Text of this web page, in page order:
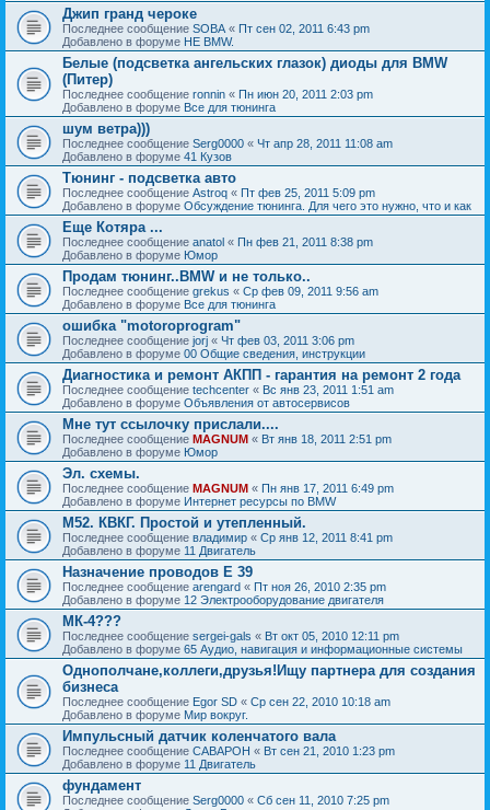
Джип гранд чероке
Последнее сообщение SOBA « Пт сен 02, 2011 6:43 pm
Добавлено в форуме НЕ BMW.
Белые (подсветка ангельских глазок) диоды для BMW
(Питер)
Последнее сообщение ronnin « Пн июн 20, 2011 2:03 pm
Добавлено в форуме Все для тюнинга
шум ветра)))
Последнее сообщение Serg0000 « Чт апр 28, 2011 11:08 am
Добавлено в форуме 41 Кузов
Тюнинг - подсветка авто
Последнее сообщение Astroq « Пт фев 25, 2011 5:09 pm
Добавлено в форуме Обсуждение тюнинга. Для чего это нужно, что и как
Еще Котяра ...
Последнее сообщение anatol « Пн фев 21, 2011 8:38 pm
Добавлено в форуме Юмор
Продам тюнинг..BMW и не только..
Последнее сообщение grekus « Ср фев 09, 2011 9:56 am
Добавлено в форуме Все для тюнинга
ошибка "motoroprogram"
Последнее сообщение jorj « Чт фев 03, 2011 3:06 pm
Добавлено в форуме 00 Общие сведения, инструкции
Диагностика и ремонт АКПП - гарантия на ремонт 2 года
Последнее сообщение techcenter « Вс янв 23, 2011 1:51 am
Добавлено в форуме Объявления от автосервисов
Мне тут ссылочку прислали....
Последнее сообщение MAGNUM « Вт янв 18, 2011 2:51 pm
Добавлено в форуме Юмор
Эл. схемы.
Последнее сообщение MAGNUM « Пн янв 17, 2011 6:49 pm
Добавлено в форуме Интернет ресурсы по BMW
М52. КВКГ. Простой и утепленный.
Последнее сообщение владимир « Ср янв 12, 2011 8:41 pm
Добавлено в форуме 11 Двигатель
Назначение проводов Е 39
Последнее сообщение arengard « Пт ноя 26, 2010 2:35 pm
Добавлено в форуме 12 Электрооборудование двигателя
МК-4???
Последнее сообщение sergei-gals « Вт окт 05, 2010 12:11 pm
Добавлено в форуме 65 Аудио, навигация и информационные системы
Однополчане,коллеги,друзья!Ищу партнера для создания
бизнеса
Последнее сообщение Egor SD « Ср сен 22, 2010 10:18 am
Добавлено в форуме Мир вокруг.
Импульсный датчик коленчатого вала
Последнее сообщение CABAPOH « Вт сен 21, 2010 1:23 pm
Добавлено в форуме 11 Двигатель
фундамент
Последнее сообщение Serg0000 « Сб сен 11, 2010 7:25 pm